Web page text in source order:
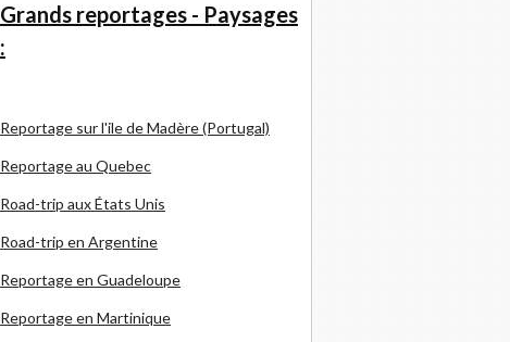
Grands reportages - Paysages
:
Reportage sur l'ile de Madère (Portugal)
Reportage au Quebec
Road-trip aux États Unis
Road-trip en Argentine
Reportage en Guadeloupe
Reportage en Martinique